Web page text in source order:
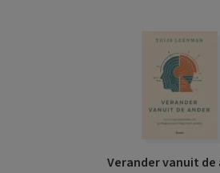
Verander vanuit de